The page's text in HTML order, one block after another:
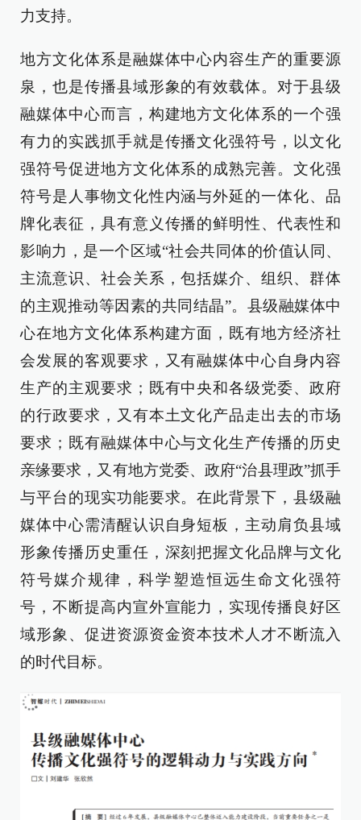
力支持。
地方文化体系是融媒体中心内容生产的重要源
泉，也是传播县域形象的有效载体。对于县级
融媒体中心而言，构建地方文化体系的一个强
有力的实践抓手就是传播文化强符号，以文化
强符号促进地方文化体系的成熟完善。文化强
符号是人事物文化性内涵与外延的一体化、品
牌化表征，具有意义传播的鲜明性、代表性和
影响力，是一个区域“社会共同体的价值认同、
主流意识、社会关系，包括媒介、组织、群体
的主观推动等因素的共同结晶”。县级融媒体中
心在地方文化体系构建方面，既有地方经济社
会发展的客观要求，又有融媒体中心自身内容
生产的主观要求；既有中央和各级党委、政府
的行政要求，又有本土文化产品走出去的市场
要求；既有融媒体中心与文化生产传播的历史
亲缘要求，又有地方党委、政府“治县理政”抓手
与平台的现实功能要求。在此背景下，县级融
媒体中心需清醒认识自身短板，主动肩负县域
形象传播历史重任，深刻把握文化品牌与文化
符号媒介规律，科学塑造恒远生命文化强符
号，不断提高内宣外宣能力，实现传播良好区
域形象、促进资源资金资本技术人才不断流入
的时代目标。